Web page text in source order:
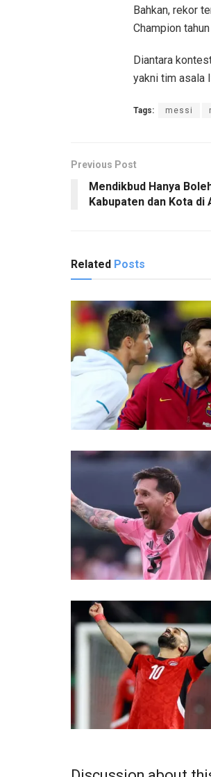
Bahkan, rekor
Champion
Diantara
yakni tim asala
Tags: messi
Previous Post
Mendikbud Hanya
Kabupaten dan Kota di
Related Posts